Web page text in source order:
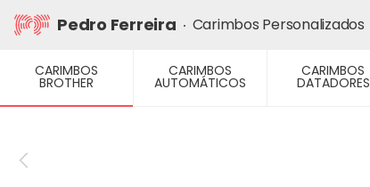
para
conteúdo
Pedro Ferreira Carimbos Personalizados
CARIMBOS
BROTHER
CARIMBOS
AUTOMÁTICOS
CARIMBOS
DATADORES